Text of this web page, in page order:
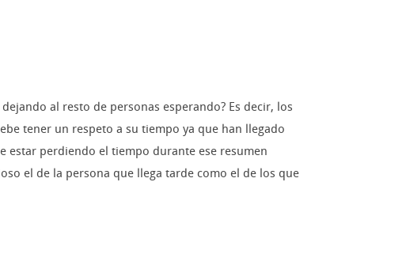
al resto de personas esperando? Es decir, los
tener un respeto a su tiempo ya que han llegado
estar perdiendo el tiempo durante ese resumen
el de la persona que llega tarde como el de los que